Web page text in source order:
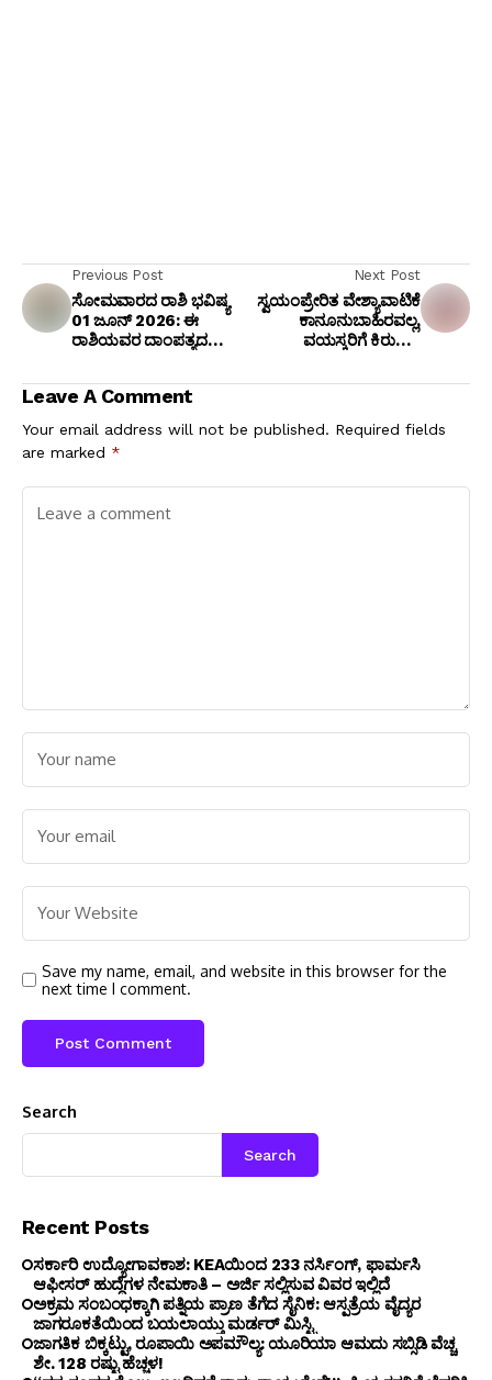
Previous Post
ಸೋಮವಾರದ ರಾಶಿ ಭವಿಷ್ಯ
01 ಜೂನ್ 2026: ಈ
ರಾಶಿಯವರ ದಾಂಪತ್ಯದ
ತೀರ ಸೇರಲಿ
Next Post
ಸ್ವಯಂಪ್ರೇರಿತ ವೇಶ್ಯಾವಾಟಿಕೆ
ಕಾನೂನುಬಾಹಿರವಲ್ಲ,
ವಯಸ್ಕರಿಗೆ ಕಿರುಕುಳ
ಕೋರ್ಟ್ ಮಹತ್ವದ ತೀರ್ಪು
Leave A Comment
Your email address will not be published. Required fields
are marked *
Save my name, email, and website in this browser for the
next time I comment.
Search
Search
Recent Posts
ಸರ್ಕಾರಿ ಉದ್ಯೋಗಾವಕಾಶ: KEAಯಿಂದ 233 ನರ್ಸಿಂಗ್, ಫಾರ್ಮಸಿ
ಆಫೀಸರ್ ಹುದ್ದೆಗಳ ನೇಮಕಾತಿ – ಅರ್ಜಿ ಸಲ್ಲಿಸುವ ವಿವರ ಇಲ್ಲಿದೆ
ಅಕ್ರಮ ಸಂಬಂಧಕ್ಕಾಗಿ ಪತ್ನಿಯ ಪ್ರಾಣ ತೆಗೆದ ಸೈನಿಕ: ಆಸ್ಪತ್ರೆಯ ವೈದ್ಯರ
ಜಾಗರೂಕತೆಯಿಂದ ಬಯಲಾಯ್ತು ಮರ್ಡರ್ ಮಿಸ್ಟ್ರಿ
ಜಾಗತಿಕ ಬಿಕ್ಕಟ್ಟು, ರೂಪಾಯಿ ಅಪಮೌಲ್ಯ: ಯೂರಿಯಾ ಆಮದು ಸಬ್ಸಿಡಿ ವೆಚ್ಚ
ಶೇ. 128 ರಷ್ಟು ಹೆಚ್ಚಳ!